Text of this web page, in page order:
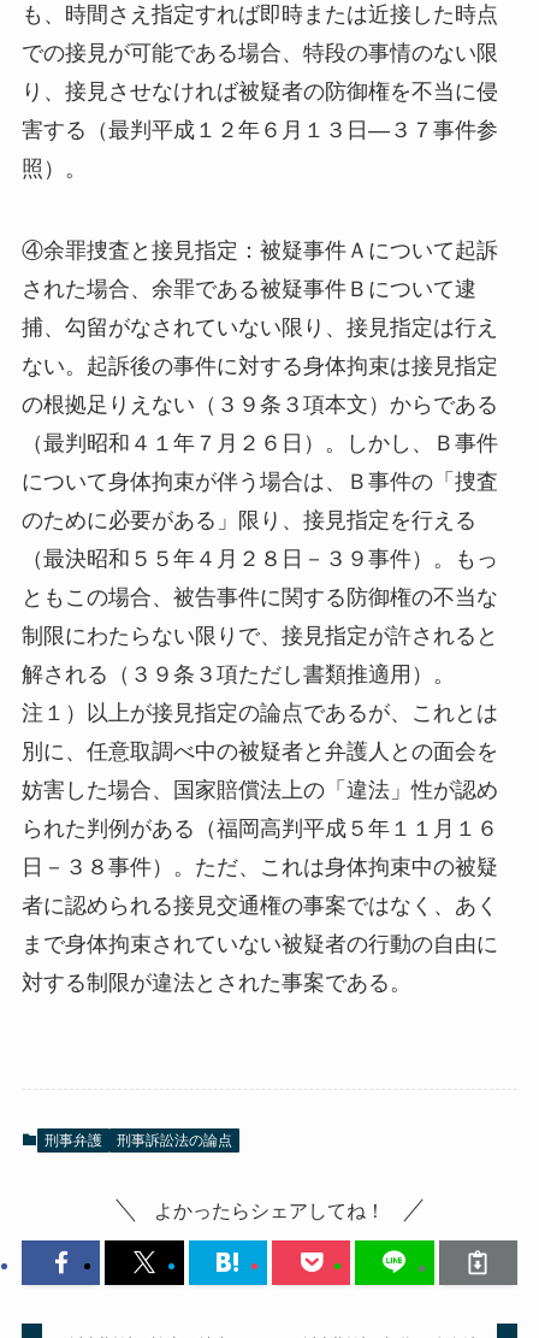
も、時間さえ指定すれば即時または近接した時点
での接見が可能である場合、特段の事情のない限
り、接見させなければ被疑者の防御権を不当に侵
害する（最判平成１２年６月１３日―３７事件参
照）。
④余罪捜査と接見指定：被疑事件Ａについて起訴
された場合、余罪である被疑事件Ｂについて逮
捕、勾留がなされていない限り、接見指定は行え
ない。起訴後の事件に対する身体拘束は接見指定
の根拠足りえない（３９条３項本文）からである
（最判昭和４１年７月２６日）。しかし、Ｂ事件
について身体拘束が伴う場合は、Ｂ事件の「捜査
のために必要がある」限り、接見指定を行える
（最決昭和５５年４月２８日－３９事件）。もっ
ともこの場合、被告事件に関する防御権の不当な
制限にわたらない限りで、接見指定が許されると
解される（３９条３項ただし書類推適用）。
注１）以上が接見指定の論点であるが、これとは
別に、任意取調べ中の被疑者と弁護人との面会を
妨害した場合、国家賠償法上の「違法」性が認め
られた判例がある（福岡高判平成５年１１月１６
日－３８事件）。ただ、これは身体拘束中の被疑
者に認められる接見交通権の事案ではなく、あく
まで身体拘束されていない被疑者の行動の自由に
対する制限が違法とされた事案である。
刑事弁護 刑事訴訟法の論点
よかったらシェアしてね！